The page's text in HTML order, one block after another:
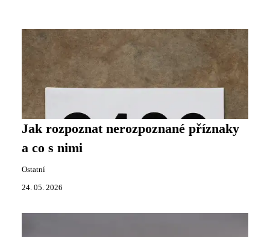
Jak rozpoznat nerozpoznané příznaky
a co s nimi
Ostatní
24. 05. 2026